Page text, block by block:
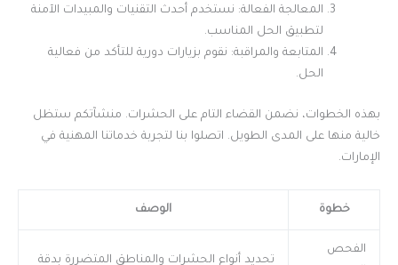
المعالجة الفعالة: نستخدم أحدث التقنيات والمبيدات الآمنة
لتطبيق الحل المناسب.
المتابعة والمراقبة: نقوم بزيارات دورية للتأكد من فعالية
الحل.
بهذه الخطوات، نضمن القضاء التام على الحشرات. منشآتكم ستظل
خالية منها على المدى الطويل. اتصلوا بنا لتجربة خدماتنا المهنية في
الإمارات.
خطوة الوصف
الفحص
تحديد أنواع الحشرات والمناطق المتضررة بدقة